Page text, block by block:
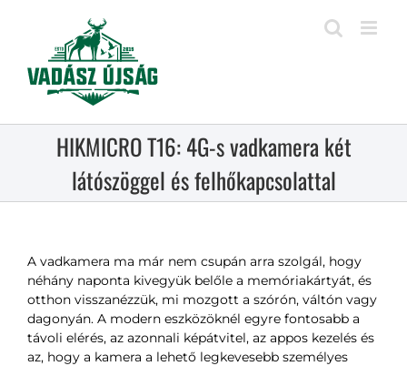
HIKMICRO T16: 4G-s vadkamera két
látószöggel és felhőkapcsolattal
A vadkamera ma már nem csupán arra szolgál, hogy
néhány naponta kivegyük belőle a memóriakártyát, és
otthon visszanézzük, mi mozgott a szórón, váltón vagy
dagonyán. A modern eszközöknél egyre fontosabb a
távoli elérés, az azonnali képátvitel, az appos kezelés és
az, hogy a kamera a lehető legkevesebb személyes